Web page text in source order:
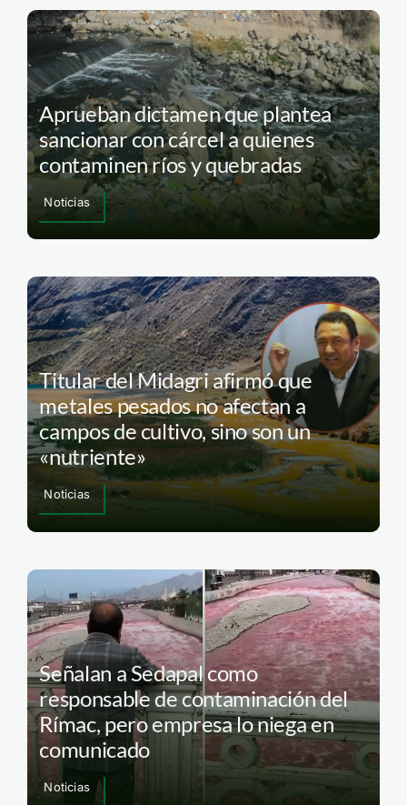
Aprueban dictamen que plantea
sancionar con cárcel a quienes
contaminen ríos y quebradas
Noticias
Titular del Midagri afirmó que
metales pesados no afectan a
campos de cultivo, sino son un
«nutriente»
Noticias
Señalan a Sedapal como
responsable de contaminación del
Rímac, pero empresa lo niega en
comunicado
Noticias